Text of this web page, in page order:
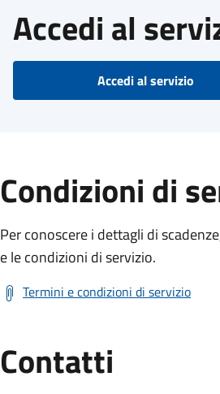
Accedi al
Accedi al servizio
Condizioni di
Per conoscere i dettagli di
e le condizioni di servizio.
Termini e condizioni di servizio
Contatti